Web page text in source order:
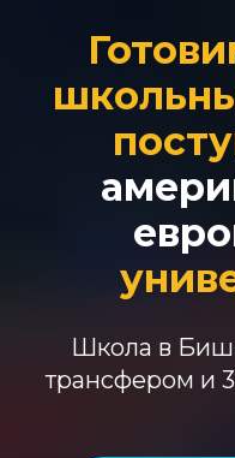
Школа в
трансфером и